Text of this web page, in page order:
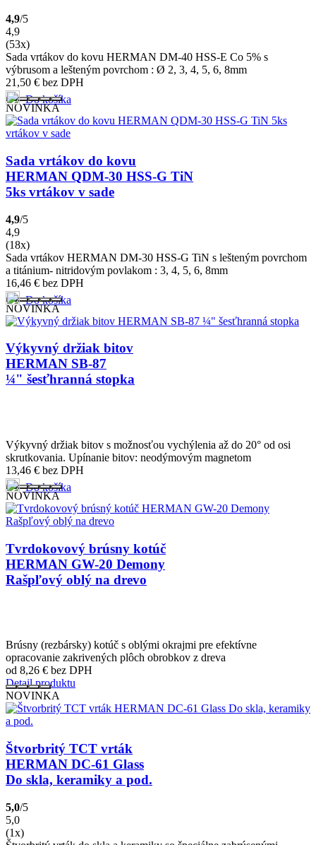
4,9/5
4,9
(53x)
Sada vrtákov do kovu HERMAN DM-40 HSS-E Co 5% s
výbrusom a lešteným povrchom : Ø 2, 3, 4, 5, 6, 8mm
21,50 € bez DPH
Do košíka
NOVINKA
Sada vrtákov do kovu
HERMAN QDM-30 HSS-G TiN
5ks vrtákov v sade
4,9/5
4,9
(18x)
Sada vrtákov HERMAN DM-30 HSS-G TiN s lešteným povrchom
a titánium- nitridovým povlakom : 3, 4, 5, 6, 8mm
16,46 € bez DPH
Do košíka
NOVINKA
Výkyvný držiak bitov
HERMAN SB-87
¼" šesťhranná stopka
Výkyvný držiak bitov s možnosťou vychýlenia až do 20° od osi
skrutkovania. Upínanie bitov: neodýmovým magnetom
13,46 € bez DPH
Do košíka
NOVINKA
Tvrdokovový brúsny kotúč
HERMAN GW-20 Demony
Rašpľový oblý na drevo
Brúsny (rezbársky) kotúč s oblými okrajmi pre efektívne
opracovanie zakrivených plôch obrobkov z dreva
od 8,26 € bez DPH
Detail produktu
NOVINKA
Štvorbritý TCT vrták
HERMAN DC-61 Glass
Do skla, keramiky a pod.
5,0/5
5,0
(1x)